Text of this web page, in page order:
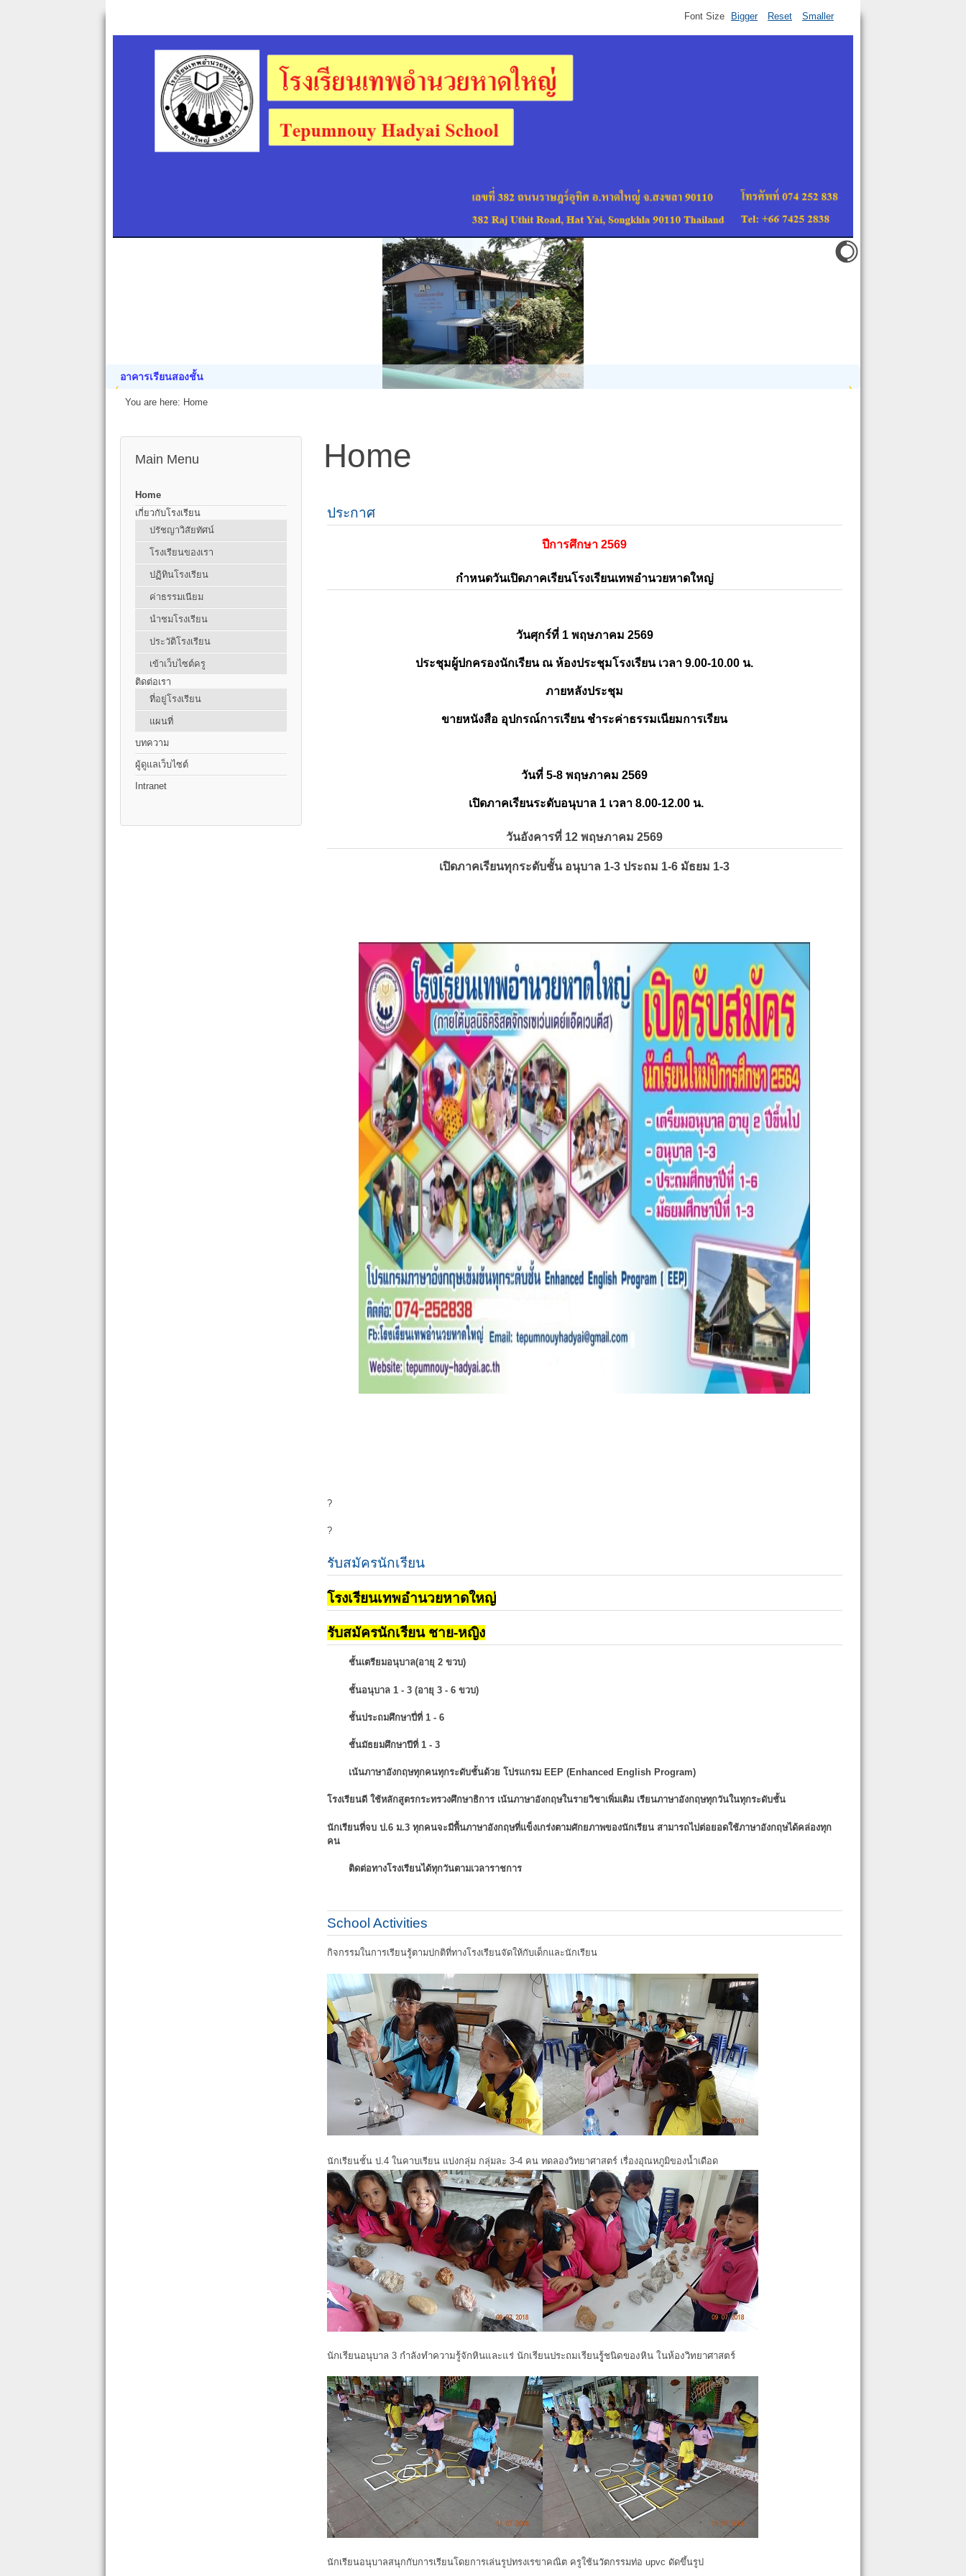
อาคารเรียนสองชั้น
Font Size Bigger Reset Smaller
You are here: Home
Main Menu
Home
เกี่ยวกับโรงเรียน
ปรัชญาวิสัยทัศน์
โรงเรียนของเรา
ปฏิทินโรงเรียน
ค่าธรรมเนียม
นำชมโรงเรียน
ประวัติโรงเรียน
เข้าเว็บไซต์ครู
ติดต่อเรา
ที่อยู่โรงเรียน
แผนที่
บทความ
ผู้ดูแลเว็บไซต์
Intranet
Home
ประกาศ
ปีการศึกษา 2569
กำหนดวันเปิดภาคเรียนโรงเรียนเทพอำนวยหาดใหญ่
วันศุกร์ที่ 1 พฤษภาคม 2569
ประชุมผู้ปกครองนักเรียน ณ ห้องประชุมโรงเรียน เวลา 9.00-10.00 น.
ภายหลังประชุม
ขายหนังสือ อุปกรณ์การเรียน ชำระค่าธรรมเนียมการเรียน
วันที่ 5-8 พฤษภาคม 2569
เปิดภาคเรียนระดับอนุบาล 1 เวลา 8.00-12.00 น.
วันอังคารที่ 12 พฤษภาคม 2569
เปิดภาคเรียนทุกระดับชั้น อนุบาล 1-3 ประถม 1-6 มัธยม 1-3
?
?
รับสมัครนักเรียน
โรงเรียนเทพอำนวยหาดใหญ่
รับสมัครนักเรียน ชาย-หญิง
ชั้นเตรียมอนุบาล(อายุ 2 ขวบ)
ชั้นอนุบาล 1 - 3 (อายุ 3 - 6 ขวบ)
ชั้นประถมศึกษาปี่ที่ 1 - 6
ชั้นมัธยมศึกษาปีที่ 1 - 3
เน้นภาษาอังกฤษทุกคนทุกระดับชั้นด้วย โปรแกรม EEP (Enhanced English Program)
โรงเรียนดี ใช้หลักสูตรกระทรวงศึกษาธิการ เน้นภาษาอังกฤษในรายวิชาเพิ่มเติม เรียนภาษาอังกฤษทุกวันในทุกระดับชั้น
นักเรียนที่จบ ป.6 ม.3 ทุกคนจะมีพื้นภาษาอังกฤษที่แข็งเกร่งตามศักยภาพของนักเรียน สามารถไปต่อยอดใช้ภาษาอังกฤษได้คล่องทุก
คน
ติดต่อทางโรงเรียนได้ทุกวันตามเวลาราชการ
School Activities
กิจกรรมในการเรียนรู้ตามปกติที่ทางโรงเรียนจัดให้กับเด็กและนักเรียน
นักเรียนชั้น ป.4 ในคาบเรียน แบ่งกลุ่ม กลุ่มละ 3-4 คน ทดลองวิทยาศาสตร์ เรื่องอุณหภูมิของน้ำเดือด
นักเรียนอนุบาล 3 กำลังทำความรู้จักหินและแร่ นักเรียนประถมเรียนรูู้ชนิดของหิน ในห้องวิทยาศาสตร์
นักเรียนอนุบาลสนุกกับการเรียนโดยการเล่นรูปทรงเรขาคณิต ครูใช้นวัตกรรมท่อ upvc ดัดขึ้นรูป